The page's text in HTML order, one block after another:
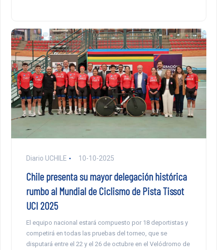
Diario UCHILE 10-10-2025
Chile presenta su mayor delegación histórica
rumbo al Mundial de Ciclismo de Pista Tissot
UCI 2025
El equipo nacional estará compuesto por 18 deportistas y
competirá en todas las pruebas del torneo, que se
disputará entre el 22 y el 26 de octubre en el Velódromo de